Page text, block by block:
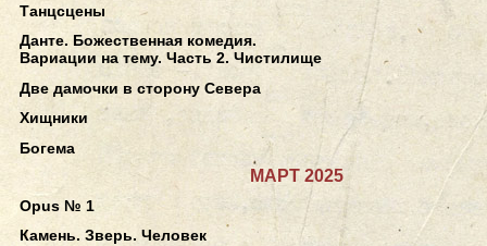
Танцсцены
Данте. Божественная комедия.
Вариации на тему. Часть 2. Чистилище
Две дамочки в сторону Севера
Хищники
Богема
МАРТ 2025
Opus № 1
Камень. Зверь. Человек